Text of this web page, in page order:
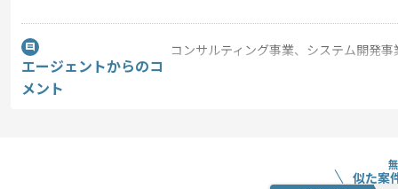
エージェントからのコ
メント
コンサルティング事業、システム開発
基本的には一部リモートでの作業を見
似た案